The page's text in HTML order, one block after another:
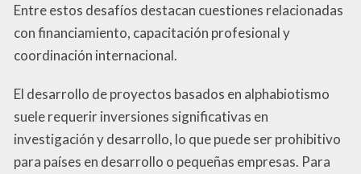
Entre estos desafíos destacan cuestiones relacionadas
con financiamiento, capacitación profesional y
coordinación internacional.
El desarrollo de proyectos basados en alphabiotismo
suele requerir inversiones significativas en
investigación y desarrollo, lo que puede ser prohibitivo
para países en desarrollo o pequeñas empresas. Para